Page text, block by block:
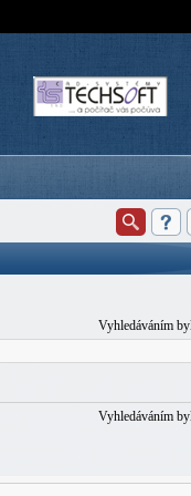
Vyhledáváním
Vyhledáváním